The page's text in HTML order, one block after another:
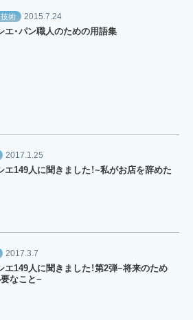
技術 2015.7.24
エ・パン職人のための用語集
2017.1.25
エ149人に聞きました！~私がお店を辞めた
2017.3.7
エ149人に聞きました！第2弾~将来のため
要なこと~